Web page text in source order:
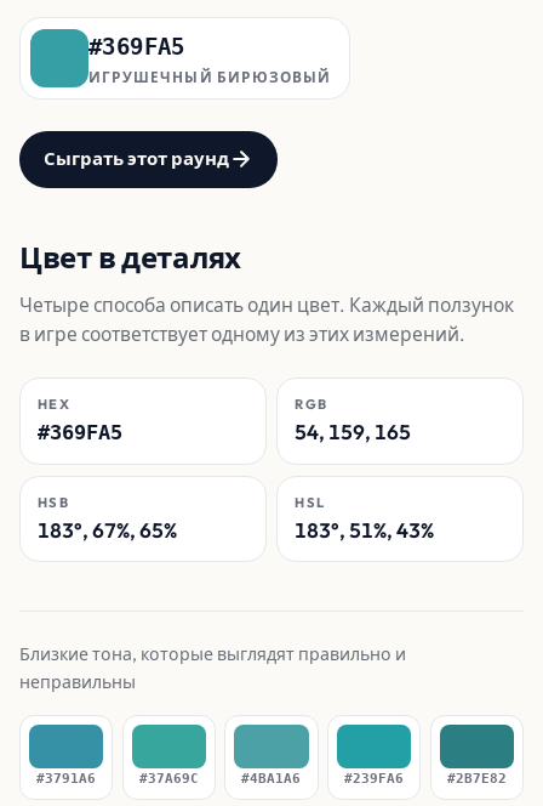
#369FA5
ИГРУШЕЧНЫЙ БИРЮЗОВЫЙ
Сыграть этот раунд
Цвет в деталях
Четыре способа описать один цвет. Каждый ползунок
в игре соответствует одному из этих измерений.
HEX
#369FA5
RGB
54, 159, 165
HSB
183°, 67%, 65%
HSL
183°, 51%, 43%
Близкие тона, которые выглядят правильно и
неправильны
#3791A6 #37A69C #4BA1A6 #239FA6 #2B7E82